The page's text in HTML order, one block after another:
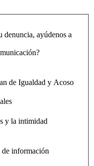
denuncia, ayúdenos a
de Igualdad y Acoso
y la intimidad
de información